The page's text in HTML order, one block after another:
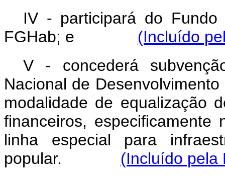
IV - participará do Fundo
FGHab; e
(Incluído
V - concederá
Nacional de
modalidade de equalização
financeiros,
linha especial para
popular.
(Incluído pela